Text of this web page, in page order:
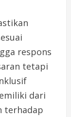
respons
tetapi
dari
terhadap